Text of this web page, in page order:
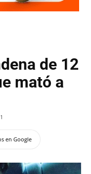
de 12
mató a
en Google